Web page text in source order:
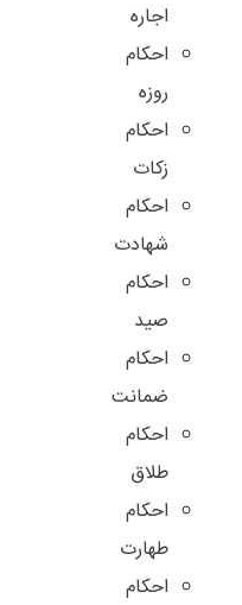
اجاره
احکام
روزه
احکام
زکات
احکام
شهادت
احکام
صید
احکام
ضمانت
احکام
طلاق
احکام
طهارت
احکام